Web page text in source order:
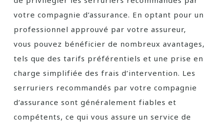
votre compagnie d’assurance. En optant pour un
professionnel approuvé par votre assureur,
vous pouvez bénéficier de nombreux avantages,
tels que des tarifs préférentiels et une prise en
charge simplifiée des frais d’intervention. Les
serruriers recommandés par votre compagnie
d’assurance sont généralement fiables et
compétents, ce qui vous assure un service de